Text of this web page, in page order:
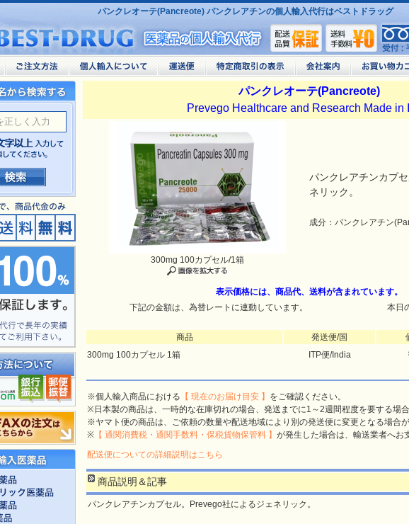
パンクレオーテ(Pancreote) パンクレアチンの個人輸入代行はベストドラッグ
パンクレオーテ(Pancreote)
Prevego Healthcare and Research Made in
パンクレアチンカプ
ネリック。
成分：パンクレアチン
300mg 100カプセル/1箱
表示価格には、商品代、送料が含まれています。
下記の金額は、為替レートに連動しています。
本日
商品 発送便/国
300mg 100カプセル 1箱
ITP便/India
※個人輸入商品における 【 現在のお届け目安 】 をご確認ください。
※日本製の商品は、一時的な在庫切れの場合、発送までに1～2週間程度を要する場合
※ヤマト便の商品は、ご依頼の数量や配送地域により別の発送便に変更となる場合が
※ 【 通関消費税・通関手数料・保税貨物保管料 】 が発生した場合は、輸送業者へお
配送便についての詳細説明はこちら
商品説明＆記事
パンクレアチンカプセル。Prevego社によるジェネリック。